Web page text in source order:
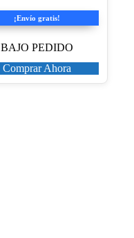
¡Envío gratis!
BAJO PEDIDO
Comprar Ahora